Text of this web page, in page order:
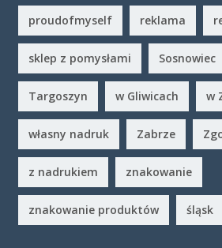
proudofmyself reklama
sklep z pomysłami Sosnowiec
Targoszyn w Gliwicach w
własny nadruk Zabrze
z nadrukiem znakowanie
znakowanie produktów śląsk